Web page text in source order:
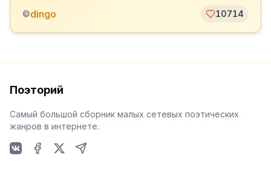
©dingo 10714
Поэторий
Самый большой сборник малых сетевых поэтических
жанров в интернете.